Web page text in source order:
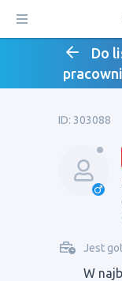
Do
ID: 303088
Jest
W